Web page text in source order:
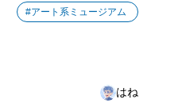
#アート系ミュージアム
はね